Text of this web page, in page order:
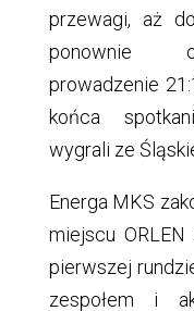
przewagi, aż
ponownie
prowadzenie
końca
wygrali ze
Energa MKS
miejscu
pierwszej
zespołem i